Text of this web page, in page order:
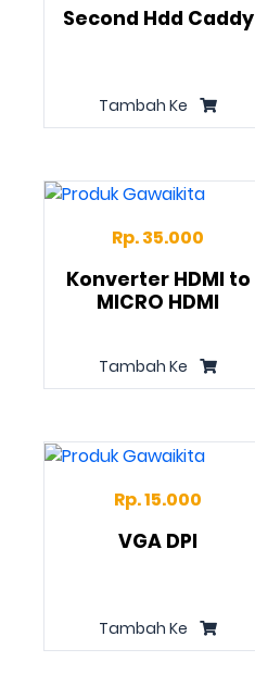
Second Hdd Caddy
Tambah Ke
Rp. 35.000
Konverter HDMI to
MICRO HDMI
Tambah Ke
Rp. 15.000
VGA DPI
Tambah Ke